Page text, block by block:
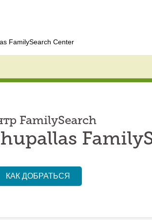
FamilySearch Center
FamilySearch
КАК ДОБРАТЬСЯ